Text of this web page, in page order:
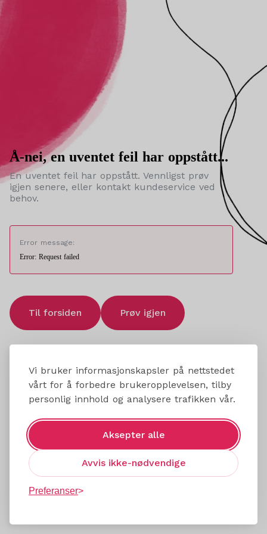
Vi bruker informasjonskapsler på nettstedet
vårt for å forbedre brukeropplevelsen, tilby
personlig innhold og analysere trafikken vår.
Aksepter alle
Avvis ikke-nødvendige
Preferanser
Å-nei, en uventet feil har oppstått...
En uventet feil har oppstått. Vennligst prøv
igjen senere, eller kontakt kundeservice ved
behov.
Error message:
Error: Request failed
Til forsiden Prøv igjen